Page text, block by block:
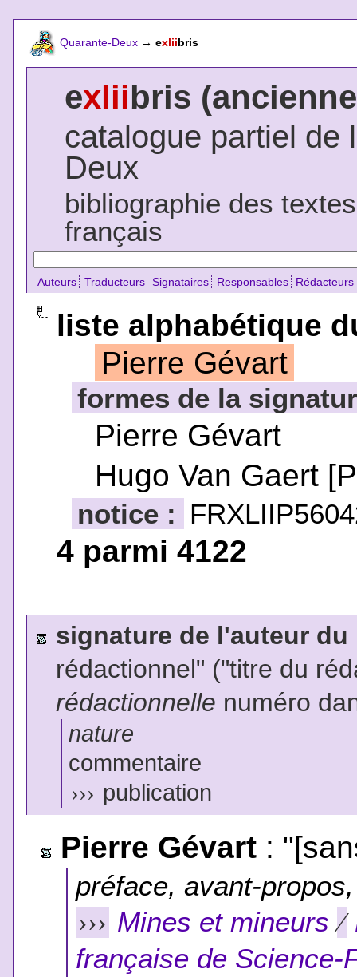
Quarante-Deux → exliibris
exliibris
catalogue partiel de
Deux
bibliographie des
français
Auteurs Traducteurs Signataires Responsables Rédacteurs
liste alphabétique
Pierre Gévart
formes de la
Pierre Gévart
Hugo Van Gaert
notice :
4 parmi 4122
signature de l'auteur
rédactionnel" ("titre du
rédactionnelle numéro
nature
commentaire
››› publication
Pierre Gévart :
préface, avant-
››› Mines et mineurs ⁄
française de Science-